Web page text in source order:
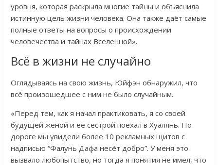
уровня, которая раскрыла многие тайны и объяснила
истинную цель жизни человека. Она также даёт самые
полные ответы на вопросы о происхождении
человечества и тайнах Вселенной».
Всё в жизни не случайно
Оглядываясь на свою жизнь, Юйфэн обнаружил, что
всё произошедшее с ним не было случайным.
«Перед тем, как я начал практиковать, я со своей
будущей женой и её сестрой поехал в Хуалянь. По
дороге мы увидели более 10 рекламных щитов с
надписью “Фалунь Дафа несёт добро”. У меня это
вызвало любопытство, но тогда я понятия не имел, что